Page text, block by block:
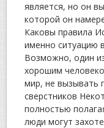
является, но он
которой он
Каковы правила
именно ситуацию
Возможно, один
хорошим
мир, не вызывать
сверстников
полностью
люди могут